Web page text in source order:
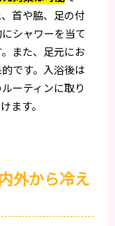
首や脇、足の付
シャワーを当て
また、足元にお
です。入浴後は
ーティンに取り
ます。
外から冷え